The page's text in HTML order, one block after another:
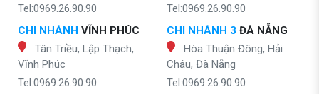
Tel:0969.26.90.90
CHI NHÁNH VĨNH PHÚC
Tân Triều, Lập Thạch,
Vĩnh Phúc
Tel:0969.26.90.90
Tel:0969.26.90.90
CHI NHÁNH 3 ĐÀ NẴNG
Hòa Thuận Đông, Hải
Châu, Đà Nẵng
Tel:0969.26.90.90